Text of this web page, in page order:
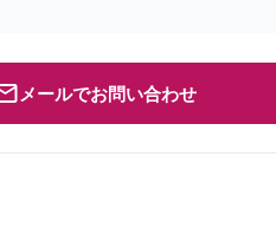
メールでお問い合わせ